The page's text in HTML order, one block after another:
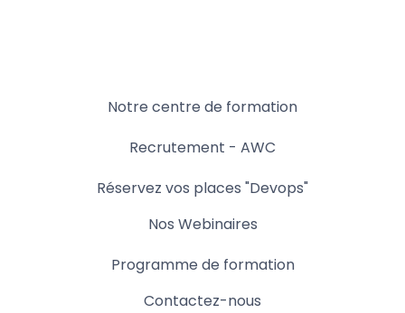
Notre centre de formation
Recrutement - AWC
Réservez vos places "Devops"
Nos Webinaires
Programme de formation
Contactez-nous